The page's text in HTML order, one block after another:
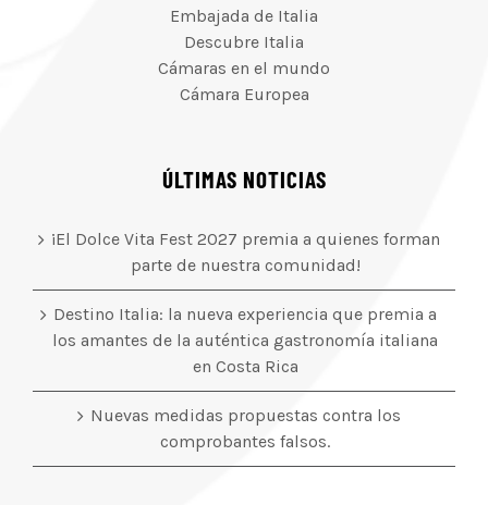
Embajada de Italia
Descubre Italia
Cámaras en el mundo
Cámara Europea
ÚLTIMAS NOTICIAS
¡El Dolce Vita Fest 2027 premia a quienes forman
parte de nuestra comunidad!
Destino Italia: la nueva experiencia que premia a
los amantes de la auténtica gastronomía italiana
en Costa Rica
Nuevas medidas propuestas contra los
comprobantes falsos.